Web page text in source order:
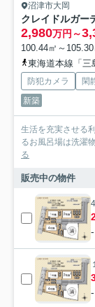
沼津市大岡
クレイドルガ
2,980万円～
100.44㎡～
東海道本線「三
防犯カメラ 閑
新築
生活を充実させる
るお風呂場は洗濯
る
販売中の物件